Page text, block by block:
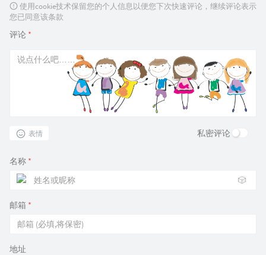
使用cookie技术保留您的个人信息以便您下次快速评论，继续评论表示
您已同意该条款
评论 *
表情 私密评论
名称 *
🎲
邮箱 *
地址